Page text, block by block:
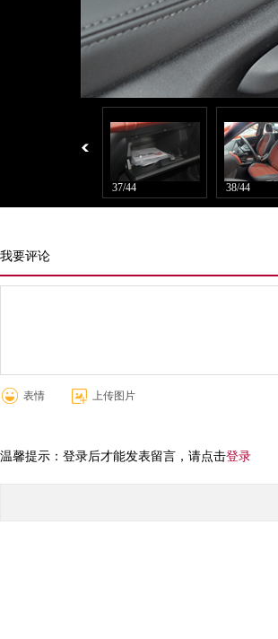
37/44 38/44
我要评论
表情 上传图片
温馨提示：登录后才能发表留言，请点击登录